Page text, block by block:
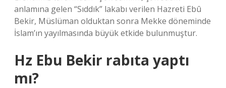
anlamına gelen “Sıddık” lakabı verilen Hazreti Ebû
Bekir, Müslüman olduktan sonra Mekke döneminde
İslam’ın yayılmasında büyük etkide bulunmuştur.
Hz Ebu Bekir rabıta yaptı
mı?